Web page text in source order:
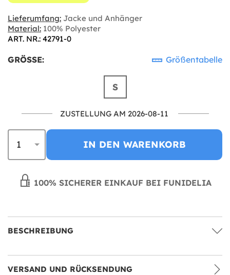
Lieferumfang: Jacke und Anhänger
Material: 100% Polyester
ART. NR.: 42791-0
GRÖSSE: Größentabelle
S
ZUSTELLUNG AM 2026-08-11
IN DEN WARENKORB
100% SICHERER EINKAUF BEI FUNIDELIA
BESCHREIBUNG
VERSAND UND RÜCKSENDUNG